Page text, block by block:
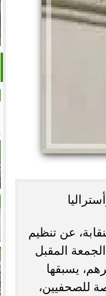
عن تنظيم
المقبل
يسبقها
30 جائزة وهدية مخصصة للصحفيين،